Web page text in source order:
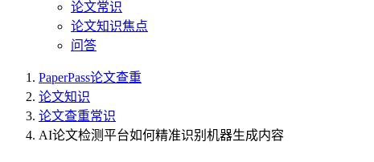
论文常识
论文知识焦点
问答
PaperPass论文查重
论文知识
论文查重常识
AI论文检测平台如何精准识别机器生成内容